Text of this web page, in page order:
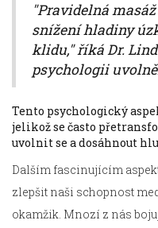
"Pravidelná
snížení hladiny
klidu," říká Dr.
psychologii
Tento psychologický
jelikož se často
uvolnit se a dosáhnout
Dalším fascinujícím
zlepšit naši schopnost
okamžik. Mnozí z nás